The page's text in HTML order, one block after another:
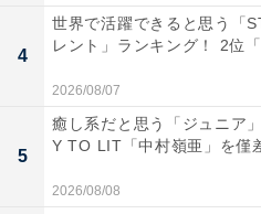
こちらもおすすめ
【千代田区】上
2位「三井物産
4
世界で活躍できると思う「
レント」ランキング！ 2位
2026/08/07
5
癒し系だと思う「ジュニア
Y TO LIT「中村嶺亜」を僅
2026/08/08